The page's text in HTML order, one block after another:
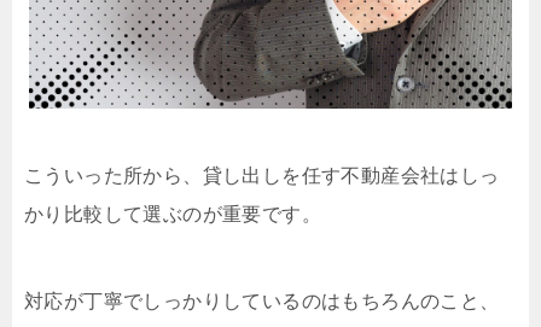
こういった所から、貸し出しを任す不動産会社はしっ
かり比較して選ぶのが重要です。
対応が丁寧でしっかりしているのはもちろんのこと、